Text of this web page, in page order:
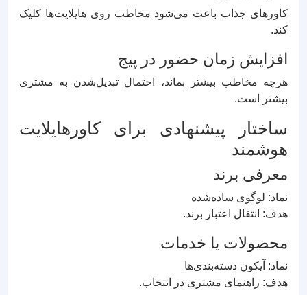
کاورهای جذاب باعث می‌شود مخاطب روی هایلایت‌ها کلیک
کند.
افزایش زمان حضور در پیج
هرچه مخاطب بیشتر بماند، احتمال تبدیل‌شدن به مشتری
بیشتر است.
ساختار پیشنهادی برای کاورهایلایت
هوشمند
معرفی برند
نماد: لوگوی ساده‌شده
هدف: انتقال اعتبار برند.
محصولات یا خدمات
نماد: آیکون دسته‌بندی‌ها
هدف: راهنمای مشتری در انتخاب.